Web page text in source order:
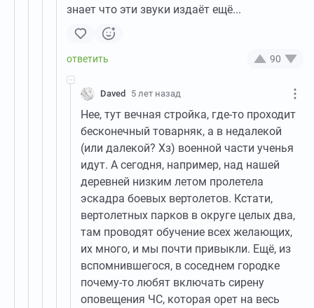
знает что эти звуки издаёт ещё...
90
Daved 5 лет назад
Нее, тут вечная стройка, где-то проходит
бесконечный товарняк, а в недалекой
(или далекой? Хз) военной части ученья
идут. А сегодня, например, над нашей
деревней низким летом пролетела
эскадра боевых вертолетов. Кстати,
вертолетных парков в округе целых два,
там проводят обучение всех желающих,
их много, и мы почти привыкли. Ещё, из
вспомнившегося, в соседнем городке
почему-то любят включать сирену
оповещения ЧС, которая орет на весь